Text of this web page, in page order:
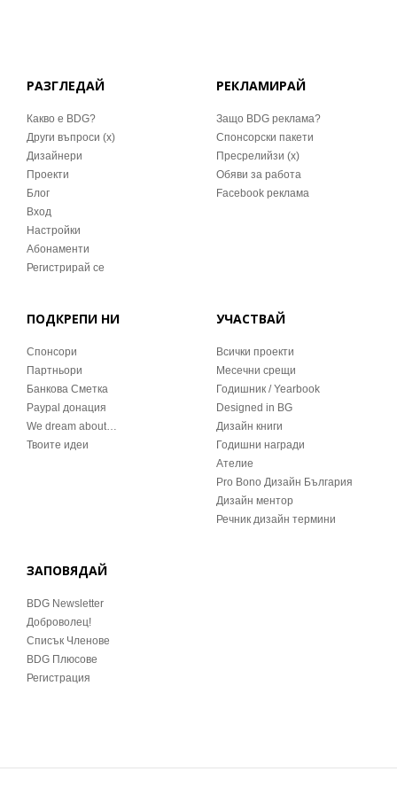
РАЗГЛЕДАЙ
Какво е BDG?
Други въпроси (x)
Дизайнери
Проекти
Блог
Вход
Настройки
Абонаменти
Регистрирай се
РЕКЛАМИРАЙ
Защо BDG реклама?
Спонсорски пакети
Пресрелийзи (x)
Обяви за работа
Facebook реклама
ПОДКРЕПИ НИ
Спонсори
Партньори
Банкова Сметка
Paypal донация
We dream about…
Твоите идеи
УЧАСТВАЙ
Всички проекти
Месечни срещи
Годишник / Yearbook
Designed in BG
Дизайн книги
Годишни награди
Ателие
Pro Bono Дизайн България
Дизайн ментор
Речник дизайн термини
ЗАПОВЯДАЙ
BDG Newsletter
Доброволец!
Списък Членове
BDG Плюсове
Регистрация